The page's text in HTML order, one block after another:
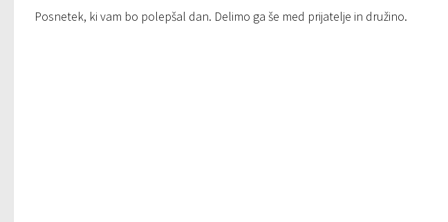
Posnetek, ki vam bo polepšal dan. Delimo ga še med prijatelje in družino.